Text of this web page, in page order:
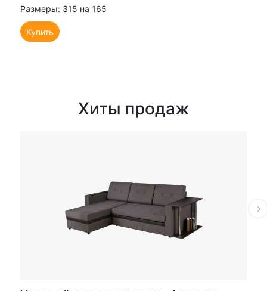
Размеры: 315 на 165
Купить
Хиты продаж